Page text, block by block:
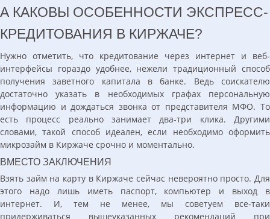
А КАКОВЫ ОСОБЕННОСТИ ЭКСПРЕСС-
КРЕДИТОВАНИЯ В КИРЖАЧЕ?
Нужно отметить, что кредитование через интернет и веб-
интерфейсы гораздо удобнее, нежели традиционный способ
получения заветного капитала в банке. Ведь соискателю
достаточно указать в необходимых графах персональную
информацию и дождаться звонка от представителя МФО. То
есть процесс реально занимает два-три клика. Другими
словами, такой способ идеален, если необходимо оформить
микрозайм в Киржаче срочно и моментально.
ВМЕСТО ЗАКЛЮЧЕНИЯ
Взять займ на карту в Киржаче сейчас невероятно просто. Для
этого надо лишь иметь паспорт, компьютер и выход в
интернет. И, тем не менее, мы советуем все-таки
придерживаться вышеуказанных рекомендаций при